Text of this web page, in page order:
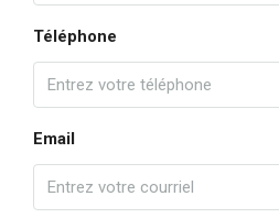
Téléphone
Email